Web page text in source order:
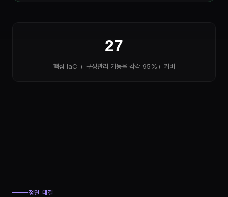
27
핵심 IaC + 구성관리 기능을 각각 95%+ 커버
정면 대결